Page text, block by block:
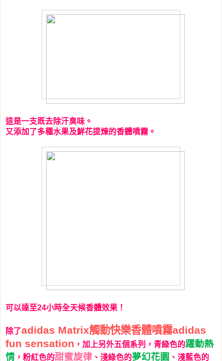
這是一支既去除汗臭味。
又添加了多種水果及鮮花提煉的香體噴霧。
可以達至24小時全天候香體效果！
除了adidas Matrix觸動快樂香體噴霧adidas
fun sensation ，加上另外五個系列，青綠色的躍動熱
情 ，粉紅色的甜蜜旋律 、淺綠色的夢幻花園 、淺藍色的